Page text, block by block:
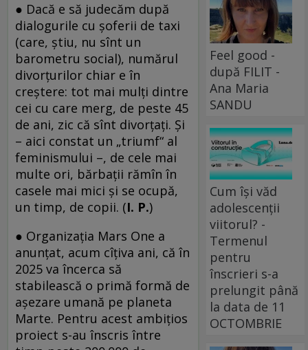
● Dacă e să judecăm după
dialogurile cu şoferii de taxi
(care, ştiu, nu sînt un
barometru social), numărul
divorţurilor chiar e în
creştere: tot mai mulţi dintre
cei cu care merg, de peste 45
de ani, zic că sînt divorţaţi. Şi
– aici constat un „triumf“ al
feminismului –, de cele mai
multe ori, bărbaţii rămîn în
casele mai mici şi se ocupă,
un timp, de copii. (I. P.)
● Organizaţia Mars One a
anunţat, acum cîţiva ani, că în
2025 va încerca să
stabilească o primă formă de
aşezare umană pe planeta
Marte. Pentru acest ambiţios
proiect s-au înscris între
Feel good -
după FILIT -
Ana Maria
SANDU
Cum își văd
adolescenții
viitorul? -
Termenul
pentru
înscrieri s-a
prelungit până
la data de 11
OCTOMBRIE